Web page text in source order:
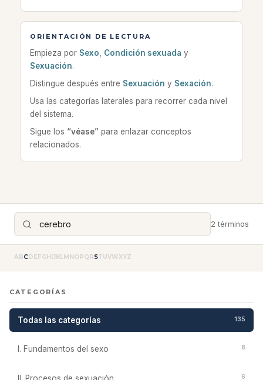
ORIENTACIÓN DE LECTURA
Empieza por Sexo Condición sexuada y
Sexuación.
Distingue después entre Sexuación y Sexación.
Usa las categorías laterales para recorrer cada nivel
del sistema.
Sigue los “véase” para enlazar conceptos
relacionados.
2 términos
ABCDEFGHIJKL MNOPQRSTUVWXYZ
CATEGORÍAS
Todas las categorías 135
I. Fundamentos del sexo 8
6